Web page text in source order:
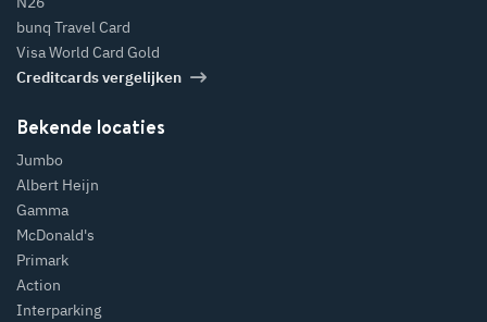
bunq Travel Card
Visa World Card Gold
Creditcards vergelijken
Bekende locaties
Jumbo
Albert Heijn
Gamma
McDonald's
Primark
Action
Interparking